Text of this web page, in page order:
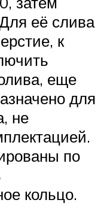
её слива
к
еще
для
не
по
кольцо.